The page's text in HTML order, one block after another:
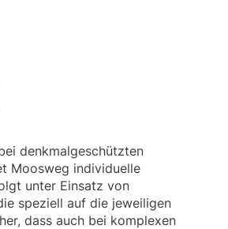
denkmalgeschützten
Moosweg individuelle
unter Einsatz von
speziell auf die jeweiligen
dass auch bei komplexen